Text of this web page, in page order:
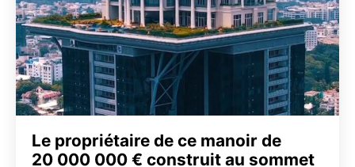
Le propriétaire de ce manoir de
20 000 000 € construit au sommet